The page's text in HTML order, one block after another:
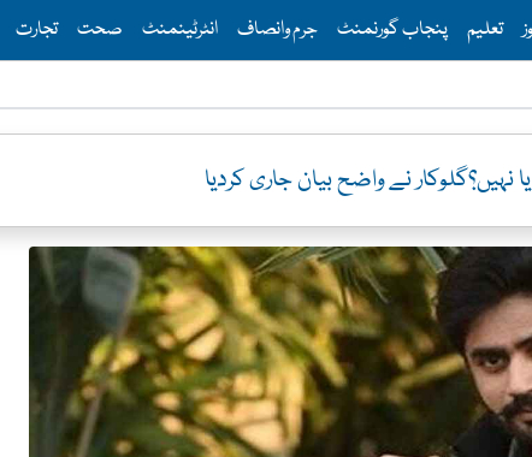
Thisتعلیم پنجاب گورنمنٹ جرم وانصاف انٹرٹینمنٹ صحت تجارت
نہیں؟گلوکار نے واضح بیان جاری کردیا